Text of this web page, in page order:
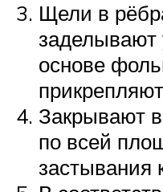
Щели в
заделывают
основе
Закрывают
по всей
застывания